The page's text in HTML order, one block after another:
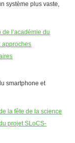
système plus vaste,
l’académie du
approches
smartphone et
la fête de la science
projet SLoCS-